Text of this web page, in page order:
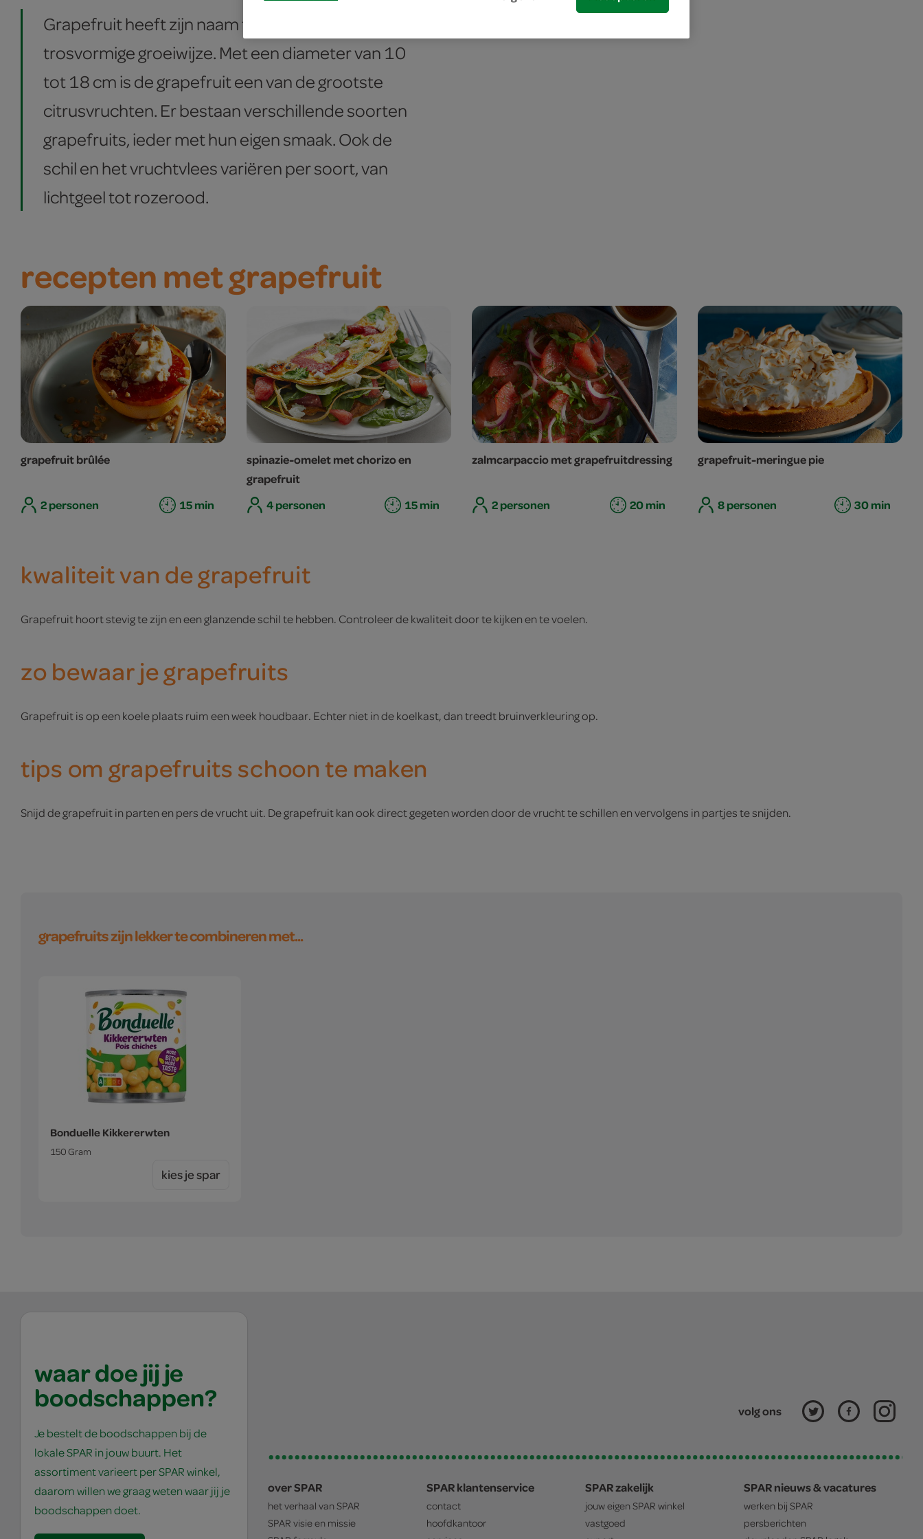
Grapefruit heeft zijn naam te danken aan de
trosvormige groeiwijze. Met een diameter van 10
tot 18 cm is de grapefruit een van de grootste
citrusvruchten. Er bestaan verschillende soorten
grapefruits, ieder met hun eigen smaak. Ook de
schil en het vruchtvlees variëren per soort, van
lichtgeel tot rozerood.
recepten met grapefruit
grapefruit brûlée
2 personen 15 min
spinazie-omelet met chorizo en
grapefruit
4 personen
15 min
zalmcarpaccio met grapefruitdressing
2 personen 20 min
grapefruit-meringue pie
8 personen 30 min
kwaliteit van de grapefruit
Grapefruit hoort stevig te zijn en een glanzende schil te hebben. Controleer de kwaliteit door te kijken en te voelen.
zo bewaar je grapefruits
Grapefruit is op een koele plaats ruim een week houdbaar. Echter niet in de koelkast, dan treedt bruinverkleuring op.
tips om grapefruits schoon te maken
Snijd de grapefruit in parten en pers de vrucht uit. De grapefruit kan ook direct gegeten worden door de vrucht te schillen en vervolgens in partjes te snijden.
grapefruits zijn lekker te combineren met...
Bonduelle Kikkererwten
150 Gram
kies je spar
waar doe jij je
boodschappen?
Je bestelt de boodschappen bij de
lokale SPAR in jouw buurt. Het
assortiment varieert per SPAR winkel,
daarom willen we graag weten waar jij je
boodschappen doet.
volg ons
over SPAR
het verhaal van SPAR
SPAR visie en missie
SPAR klantenservice
contact
hoofdkantoor
SPAR zakelijk
jouw eigen SPAR winkel
vastgoed
SPAR nieuws & vacatures
werken bij SPAR
persberichten